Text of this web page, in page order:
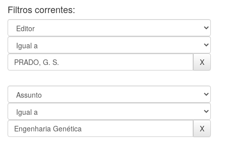
Filtros correntes: